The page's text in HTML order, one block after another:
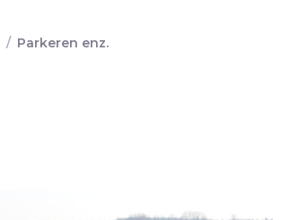
/ Parkeren enz.